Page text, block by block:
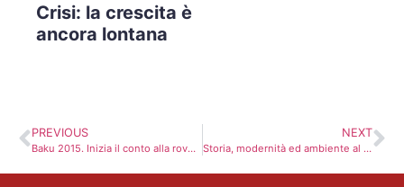
Crisi: la crescita è
ancora lontana
PREVIOUS
Baku 2015. Inizia il conto alla rovescia per gli European Games
NEXT
Storia, modernità ed ambiente al padiglione dell’Azerbaijian della Biennale